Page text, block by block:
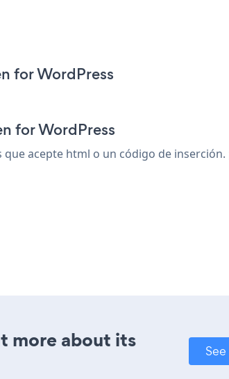
for WordPress
for WordPress
acepte html o un código de inserción.
more about its